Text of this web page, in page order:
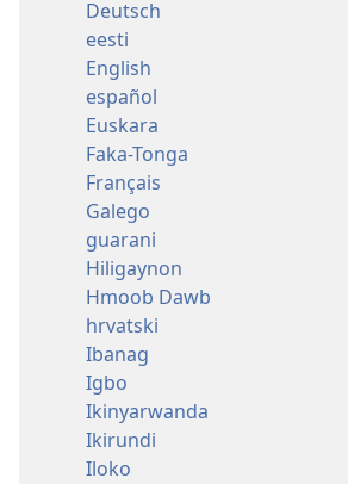
Deutsch
eesti
English
español
Euskara
Faka-Tonga
Français
Galego
guarani
Hiligaynon
Hmoob Dawb
hrvatski
Ibanag
Igbo
Ikinyarwanda
Ikirundi
Iloko